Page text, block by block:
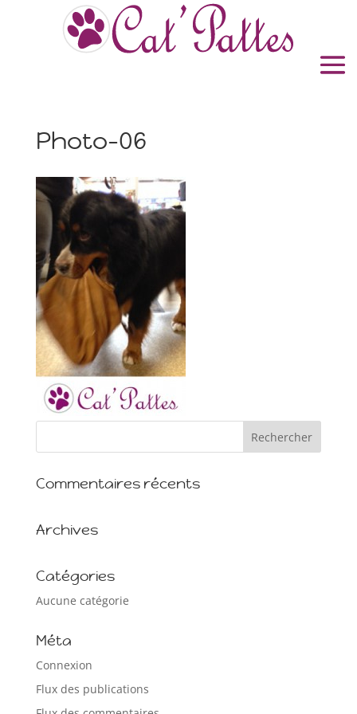
Photo-06
Commentaires récents
Archives
Catégories
Aucune catégorie
Méta
Connexion
Flux des publications